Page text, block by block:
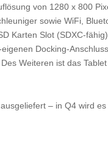
von 1280 x 800
sowie WiFi,
Karten Slot (SDXC-
Docking-
Weiteren ist das
– in Q4 wird